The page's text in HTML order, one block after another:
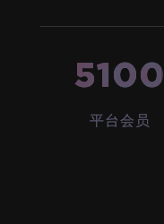
5100
平台会员